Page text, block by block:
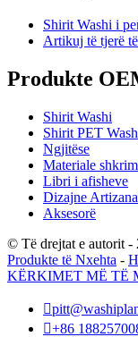
Shirit Washi i
Artikuj të tjerë
Produkte
Shirit Washi
Shirit PET
Ngjitëse
Materiale
Libri i afisheve
Dizajne
Aksesorë
© Të drejtat e autorit -
Produkte të Nxehta -
KËRKIMET MË TË

+86